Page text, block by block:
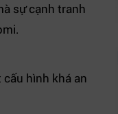
sự cạnh tranh
hình khá an